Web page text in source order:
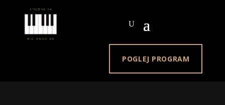
POGLEJ PROGRAM